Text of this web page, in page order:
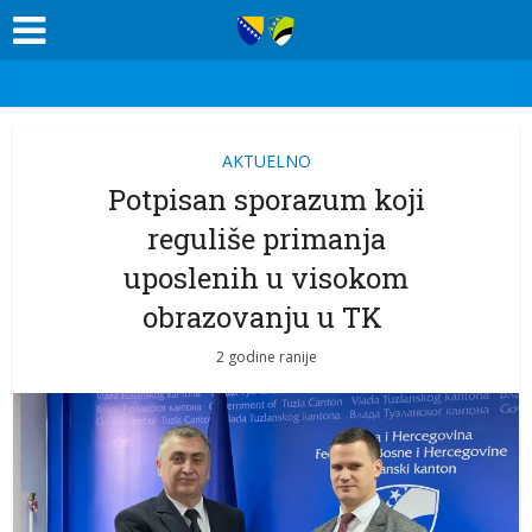
AKTUELNO
Potpisan sporazum koji
reguliše primanja
uposlenih u visokom
obrazovanju u TK
2 godine ranije